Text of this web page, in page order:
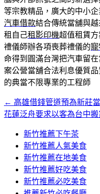
等宗教精品，廣大的中小
汽車借款結合傳統當舖與
租自己租影印機超值租賃
禮儀師辦各項喪葬禮儀的寵
命得到圓滿台灣把汽車留
案公營當舖合法利息優質
的典當不限專業的工程師
文
章
← 高雄借錢管道預為新莊
花蓮泛舟要求以客為台中
新竹推薦下午茶
新竹推薦人氣美食
新竹推薦在地美食
新竹推薦好吃美食
新竹推薦必吃美食